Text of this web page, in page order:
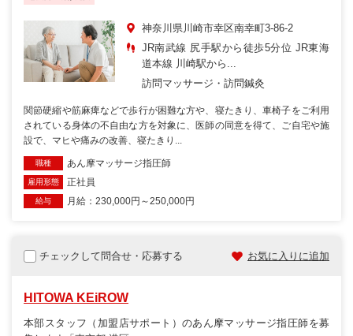
神奈川県川崎市幸区南幸町3-86-2
JR南武線 尻手駅から徒歩5分位 JR東海
道本線 川崎駅から...
訪問マッサージ・訪問鍼灸
関節硬縮や筋麻痺などで歩行が困難な方や、寝たきり、車椅子をご利用
されている身体の不自由な方を対象に、医師の同意を得て、ご自宅や施
設で、マヒや痛みの改善、寝たきり...
職種 あん摩マッサージ指圧師
雇用形態 正社員
給与 月給：230,000円～250,000円
チェックして問合せ・応募する お気に入りに追加
HITOWA KEiROW
本部スタッフ（加盟店サポート）のあん摩マッサージ指圧師を募